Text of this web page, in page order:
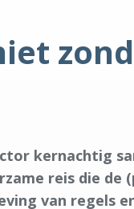
kernachtig
reis die
van regels